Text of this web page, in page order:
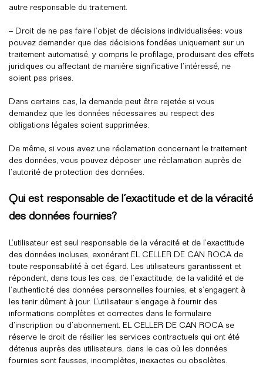
autre responsable du traitement.
– Droit de ne pas faire l’objet de décisions individualisées: vous
pouvez demander que des décisions fondées uniquement sur un
traitement automatisé, y compris le profilage, produisant des effets
juridiques ou affectant de manière significative l’intéressé, ne
soient pas prises.
Dans certains cas, la demande peut être rejetée si vous
demandez que les données nécessaires au respect des
obligations légales soient supprimées.
De même, si vous avez une réclamation concernant le traitement
des données, vous pouvez déposer une réclamation auprès de
l’autorité de protection des données.
Qui est responsable de l´exactitude et de la véracité
des données fournies?
L’utilisateur est seul responsable de la véracité et de l’exactitude
des données incluses, exonérant EL CELLER DE CAN ROCA de
toute responsabilité à cet égard. Les utilisateurs garantissent et
répondent, dans tous les cas, de l’exactitude, de la validité et de
l’authenticité des données personnelles fournies, et s’engagent à
les tenir dûment à jour. L’utilisateur s’engage à fournir des
informations complètes et correctes dans le formulaire
d’inscription ou d’abonnement. EL CELLER DE CAN ROCA se
réserve le droit de résilier les services contractuels qui ont été
détenus auprès des utilisateurs, dans le cas où les données
fournies sont fausses, incomplètes, inexactes ou obsolètes.